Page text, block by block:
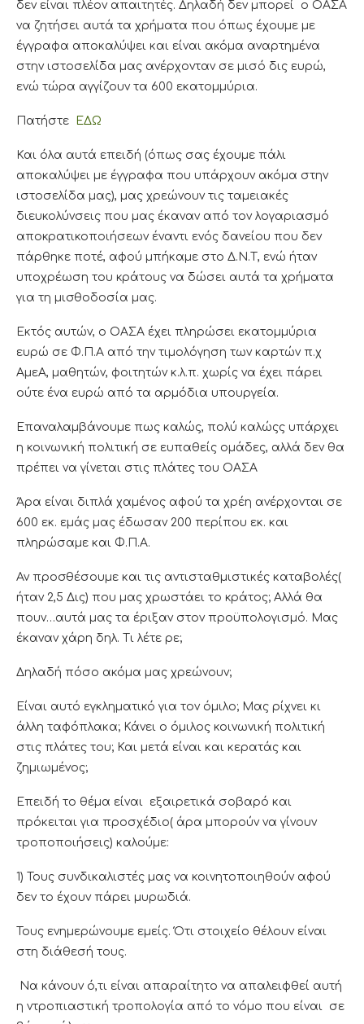
δεν είναι πλέον απαιτητές. Δηλαδή δεν μπορεί ο ΟΑΣΑ
να ζητήσει αυτά τα χρήματα που όπως έχουμε με
έγγραφα αποκαλύψει και είναι ακόμα αναρτημένα
στην ιστοσελίδα μας ανέρχονταν σε μισό δις ευρώ,
ενώ τώρα αγγίζουν τα 600 εκατομμύρια.
Πατήστε ΕΔΩ
Και όλα αυτά επειδή (όπως σας έχουμε πάλι
αποκαλύψει με έγγραφα που υπάρχουν ακόμα στην
ιστοσελίδα μας), μας χρεώνουν τις ταμειακές
διευκολύνσεις που μας έκαναν από τον λογαριασμό
αποκρατικοποιήσεων έναντι ενός δανείου που δεν
πάρθηκε ποτέ, αφού μπήκαμε στο Δ.Ν.Τ, ενώ ήταν
υποχρέωση του κράτους να δώσει αυτά τα χρήματα
για τη μισθοδοσία μας.
Εκτός αυτών, ο ΟΑΣΑ έχει πληρώσει εκατομμύρια
ευρώ σε Φ.Π.Α από την τιμολόγηση των καρτών π.χ
ΑμεΑ, μαθητών, φοιτητών κ.λ.π. χωρίς να έχει πάρει
ούτε ένα ευρώ από τα αρμόδια υπουργεία.
Επαναλαμβάνουμε πως καλώς, πολύ καλώςς υπάρχει
η κοινωνική πολιτική σε ευπαθείς ομάδες, αλλά δεν θα
πρέπει να γίνεται στις πλάτες του ΟΑΣΑ
Άρα είναι διπλά χαμένος αφού τα χρέη ανέρχονται σε
600 εκ. εμάς μας έδωσαν 200 περίπου εκ. και
πληρώσαμε και Φ.Π.Α.
Αν προσθέσουμε και τις αντισταθμιστικές καταβολές(
ήταν 2,5 Δις) που μας χρωστάει το κράτος; Αλλά θα
πουν…αυτά μας τα έριξαν στον προϋπολογισμό. Μας
έκαναν χάρη δηλ. Τι λέτε ρε;
Δηλαδή πόσο ακόμα μας χρεώνουν;
Είναι αυτό εγκληματικό για τον όμιλο; Μας ρίχνει κι
άλλη ταφόπλακα; Κάνει ο όμιλος κοινωνική πολιτική
στις πλάτες του; Και μετά είναι και κερατάς και
ζημιωμένος;
Επειδή το θέμα είναι εξαιρετικά σοβαρό και
πρόκειται για προσχέδιο( άρα μπορούν να γίνουν
τροποποιήσεις) καλούμε:
1) Τους συνδικαλιστές μας να κοινητοποιηθούν αφού
δεν το έχουν πάρει μυρωδιά.
Τους ενημερώνουμε εμείς. Ότι στοιχείο θέλουν είναι
στη διάθεσή τους.
Να κάνουν ό,τι είναι απαραίτητο να απαλειφθεί αυτή
η ντροπιαστική τροπολογία από το νόμο που είναι σε